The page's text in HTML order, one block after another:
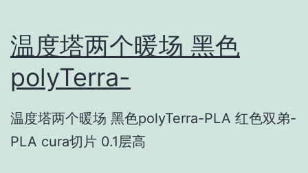
温度塔两个暖场 黑色
polyTerra-
温度塔两个暖场 黑色polyTerra-PLA 红色双弟-
PLA cura切片 0.1层高